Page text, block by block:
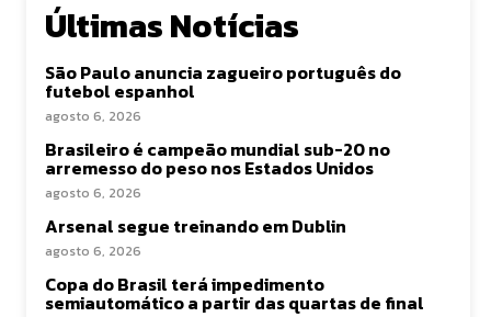
Últimas Notícias
São Paulo anuncia zagueiro português do
futebol espanhol
agosto 6, 2026
Brasileiro é campeão mundial sub-20 no
arremesso do peso nos Estados Unidos
agosto 6, 2026
Arsenal segue treinando em Dublin
agosto 6, 2026
Copa do Brasil terá impedimento
semiautomático a partir das quartas de final